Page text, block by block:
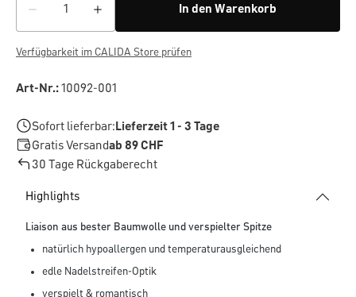
In den Warenkorb
Verfügbarkeit im CALIDA Store prüfen
Art-Nr.:10092-001
Sofort lieferbar:Lieferzeit 1 - 3 Tage
Gratis Versandab 89 CHF
30 Tage Rückgaberecht
Highlights
Liaison aus bester Baumwolle und verspielter Spitze
natürlich hypoallergen und temperaturausgleichend
edle Nadelstreifen-Optik
verspielt & romantisch